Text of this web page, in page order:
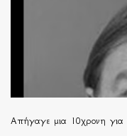
Απήγαγε μια 10χρονη για